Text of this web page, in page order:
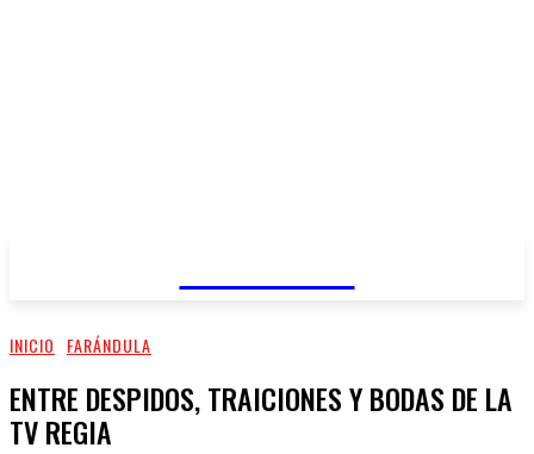
INICIO FARÁNDULA
ENTRE DESPIDOS, TRAICIONES Y BODAS DE LA
TV REGIA